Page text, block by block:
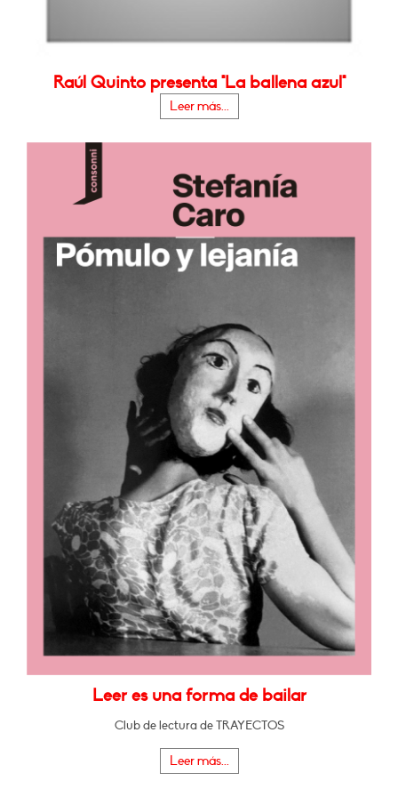
Raúl Quinto presenta "La ballena azul"
Leer más...
Leer es una forma de bailar
Club de lectura de TRAYECTOS
Leer más...